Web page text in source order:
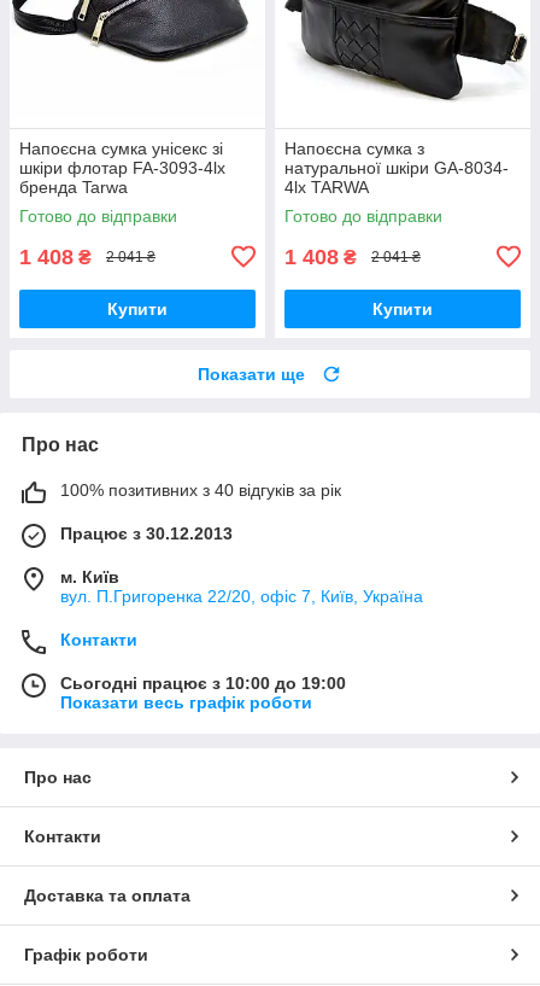
Напоєсна сумка унісекс зі
шкіри флотар FA-3093-4lx
бренда Tarwa
Готово до відправки
1 408 ₴ 2 041 ₴
Купити
Напоєсна сумка з
натуральної шкіри GA-8034-
4lx TARWA
Готово до відправки
1 408 ₴ 2 041 ₴
Купити
Показати ще
Про нас
100% позитивних з 40 відгуків за рік
Працює з 30.12.2013
м. Київ
вул. П.Григоренка 22/20, офіс 7, Київ, Україна
Контакти
Сьогодні працює з 10:00 до 19:00
Показати весь графік роботи
Про нас
Контакти
Доставка та оплата
Графік роботи